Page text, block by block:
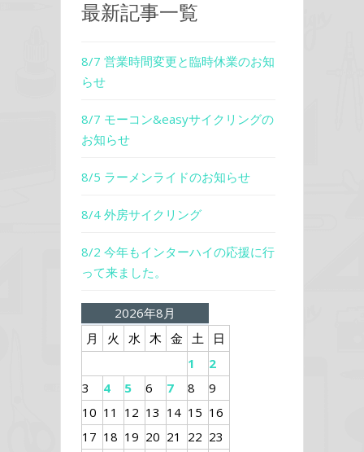
最新記事一覧
8/7 営業時間変更と臨時休業のお知
らせ
8/7 モーコン&easyサイクリングの
お知らせ
8/5 ラーメンライドのお知らせ
8/4 外房サイクリング
8/2 今年もインターハイの応援に行
って来ました。
2026年8月
月
火 水 木 金 土
日
1
2
3
4 5 6 7 8
9
10 11 12 13 14 15 16
17 18 19 20 21 22 23